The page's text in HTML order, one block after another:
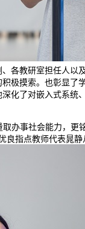
各教研室担任人以
极摸索。也彰显了
化了对嵌入式系统
事社会能力，更
指点教师代表晁静